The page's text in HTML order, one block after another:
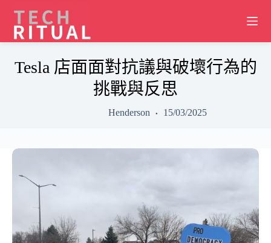
content
Tesla 店面面對抗議與破壞行為的
挑戰與反思
Henderson 15/03/2025